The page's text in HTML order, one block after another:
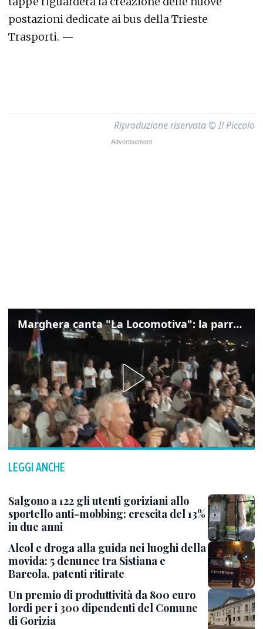
postazioni dedicate ai bus della Trieste
Trasporti. —
Riproduzione riservata © Il Piccolo
Marghera canta "La Locomotiva": la parrocchia della Cita ricorda Guccini
LEGGI ANCHE
Salgono a 122 gli utenti goriziani allo
sportello anti-mobbing: crescita del 13%
in due anni
Alcol e droga alla guida nei luoghi della
movida: 5 denunce tra Sistiana e
Barcola, patenti ritirate
Un premio di produttività da 800 euro
lordi per i 300 dipendenti del Comune
di Gorizia